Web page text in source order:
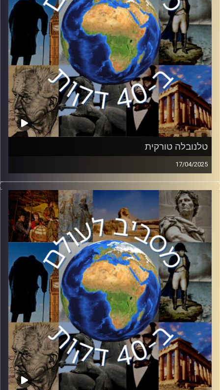
קרדיט תמונות:יוסי מצרי
טלנובלה טורקית
17/04/2025
בחודשים האחרונים שמה של טורקיה מוזכר יותר ויותר
בחדשות. הצלחות במדיניות החוץ לצד מחמאות קשות מבפנים
– לאן טורקיה הולכת? ד״ר גליה לינדנשטראוס, חוקרת בכירה
במכון למחקר ביטחון לאומי ה INSS באוניברסיטת תל אביב,
תנתח את מדיניות החוץ הטורקית ומעורבותה באזור.
קרדיט תמונות:יוסי מצרי